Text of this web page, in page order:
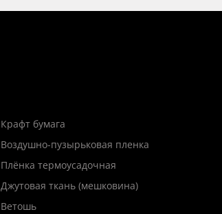
Крафт бумага
Воздушно-пузырьковая пленка
Плёнка термоусадочная
Джутовая ткань (мешковина)
Ветошь